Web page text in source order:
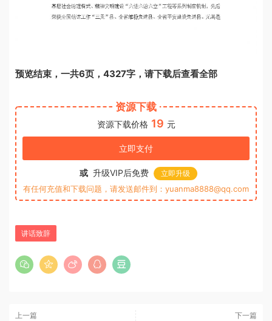
预览结束，一共6页，4327字，请下载后查看全部
资源下载
资源下载价格 19 元
立即支付
或 升级VIP后免费 立即升级
有任何充值和下载问题，请发送邮件到：yuanma8888@qq.com
讲话致辞
上一篇 下一篇